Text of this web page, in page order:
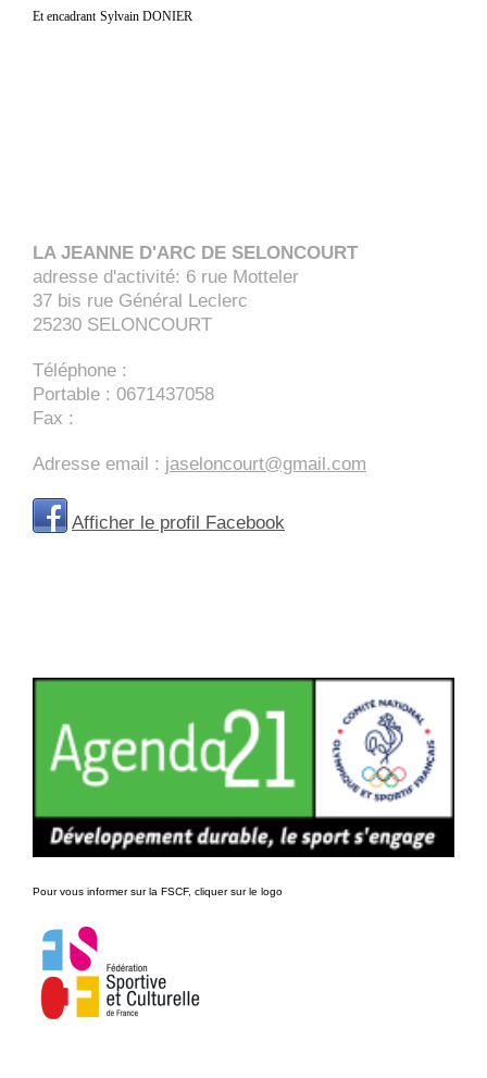
Etencadrant Sylvain DONIER
LA JEANNE D'ARC DE SELONCOURT
adresse d'activité: 6 rue Motteler
37 bis rue Général Leclerc
25230 SELONCOURT
Téléphone :
Portable : 0671437058
Fax :
Adresse email : jaseloncourt@gmail.com
Afficher le profil Facebook
Pour vous informer sur la FSCF, cliquer sur le logo